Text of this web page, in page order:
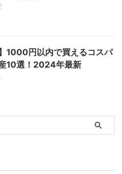
】1000円以内で買えるコスパ
10選！2024年最新